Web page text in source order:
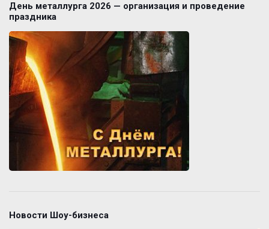
День металлурга 2026 — организация и проведение
праздника
Новости Шоу-бизнеса